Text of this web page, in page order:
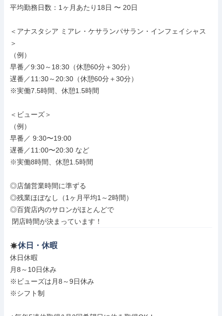
平均勤務日数：1ヶ月あたり18日 〜 20日
＜アナスタシア ミアレ・ケサランパサラン・インフェイシャス
＞
（例）
早番／9:30～18:30（休憩60分＋30分）
遅番／11:30～20:30（休憩60分＋30分）
※実働7.5時間、休憩1.5時間
＜ビューズ＞
（例）
早番／ 9:30〜19:00
遅番／11:00〜20:30 など
※実働8時間、休憩1.5時間
◎店舗営業時間に準ずる
◎残業ほぼなし（1ヶ月平均1～2時間）
◎百貨店内のサロンがほとんどで
閉店時間が決まっています！
休日・休暇
休日休暇
月8～10日休み
※ビューズは月8～9日休み
※シフト制